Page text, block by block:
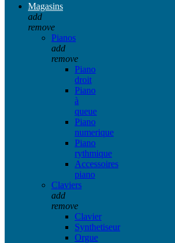
Magasins
add
remove
Pianos
add
remove
Piano
droit
Piano
à
queue
Piano
numerique
Piano
rythmique
Accessoires
piano
Claviers
add
remove
Clavier
Synthetiseur
Orgue